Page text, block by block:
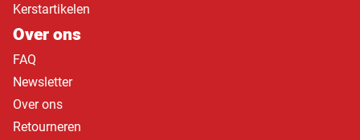
Kerstartikelen
Over ons
FAQ
Newsletter
Over ons
Retourneren